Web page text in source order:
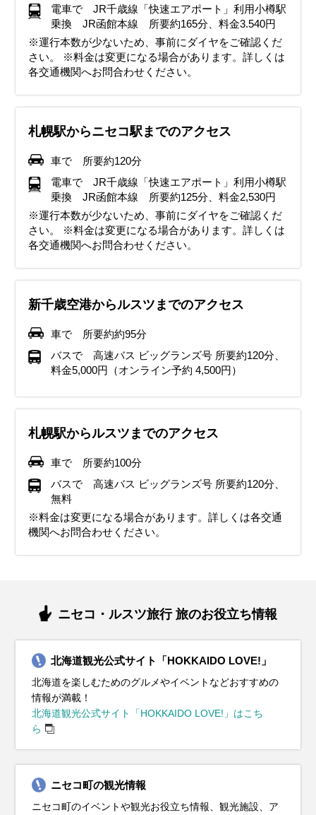
電車で JR千歳線「快速エアポート」利用小樽駅
乗換 JR函館本線 所要約165分、料金3.540円
※運行本数が少ないため、事前にダイヤをご確認くだ
さい。 ※料金は変更になる場合があります。詳しくは
各交通機関へお問合わせください。
札幌駅からニセコ駅までのアクセス
車で 所要約120分
電車で JR千歳線「快速エアポート」利用小樽駅
乗換 JR函館本線 所要約125分、料金2,530円
※運行本数が少ないため、事前にダイヤをご確認くだ
さい。 ※料金は変更になる場合があります。詳しくは
各交通機関へお問合わせください。
新千歳空港からルスツまでのアクセス
車で 所要約約95分
バスで 高速バス ビッグランズ号 所要約120分、
料金5,000円（オンライン予約 4,500円）
札幌駅からルスツまでのアクセス
車で 所要約100分
バスで 高速バス ビッグランズ号 所要約120分、
無料
※料金は変更になる場合があります。詳しくは各交通
機関へお問合わせください。
ニセコ・ルスツ旅行 旅のお役立ち情報
北海道観光公式サイト「HOKKAIDO LOVE!」
北海道を楽しむためのグルメやイベントなどおすすめの
情報が満載！
北海道観光公式サイト「HOKKAIDO LOVE!」はこち
ら
ニセコ町の観光情報
ニセコ町のイベントや観光お役立ち情報、観光施設、ア